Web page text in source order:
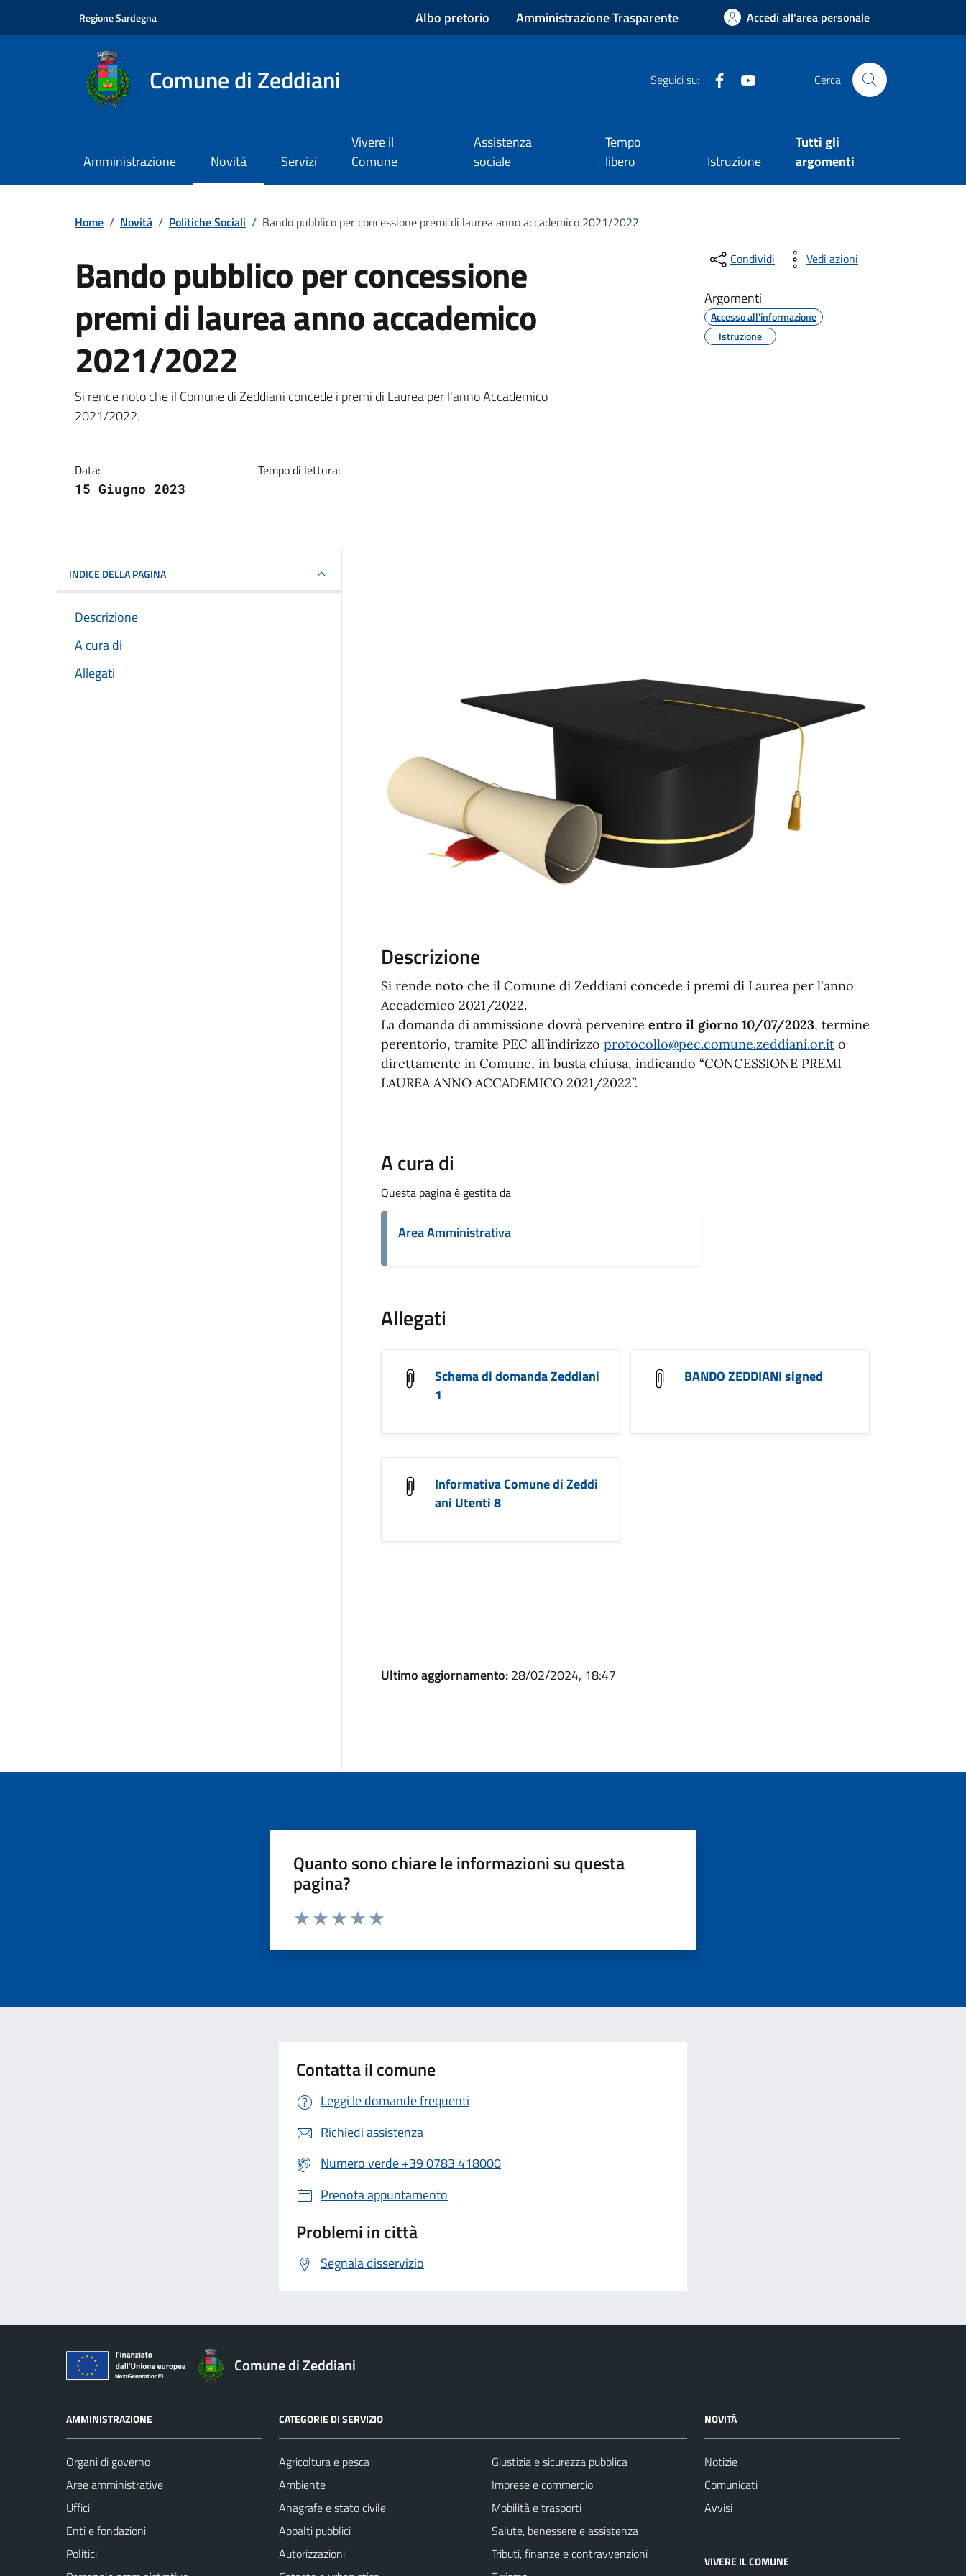
Regione Sardegna Albo pretorio Amministrazione Trasparente Accedi all'area personale
Comune di Zeddiani Seguici su: Facebook Cerca
Amministrazione Novità Servizi
Vivere il
Comune
Assistenza
sociale
Tempo
libero
Istruzione
Tutti gli
argomenti
Home / Novità / Politiche Sociali / Bando pubblico per concessione premi di laurea anno accademico 2021/2022
Bando pubblico per concessione
premi di laurea anno accademico
2021/2022
Dettagli della notizia
Si rende noto che il Comune di Zeddiani concede i premi di Laurea per l'anno Accademico
2021/2022.
Data:
15 Giugno 2023
Tempo di lettura:
Condividi Vedi azioni
Argomenti
Accesso all'informazione
Istruzione
INDICE DELLA PAGINA
Descrizione
A cura di
Allegati
Descrizione
Si rende noto che il Comune di Zeddiani concede i premi di Laurea per l'anno
Accademico 2021/2022.
La domanda di ammissione dovrà pervenire entro il giorno 10/07/2023, termine
perentorio, tramite PEC all’indirizzo protocollo@pec.comune.zeddiani.or.ito
direttamente in Comune, in busta chiusa, indicando “CONCESSIONE PREMI
LAUREA ANNO ACCADEMICO 2021/2022”.
A cura di
Questa pagina è gestita da
Area Amministrativa
Allegati
Schema di domanda Zeddiani
1
BANDO ZEDDIANI signed
Informativa Comune di Zeddi
ani Utenti 8
Ultimo aggiornamento:28/02/2024, 18:47
Quanto sono chiare le informazioni su questa
pagina?
Contatta il comune
Leggi le domande frequenti
Richiedi assistenza
Numero verde +39 0783 418000
Prenota appuntamento
Problemi in città
Segnala disservizio
Comune di Zeddiani
AMMINISTRAZIONE
Organi di governo
Aree amministrative
Uffici
Enti e fondazioni
Politici
CATEGORIE DI SERVIZIO
Agricoltura e pesca
Ambiente
Anagrafe e stato civile
Appalti pubblici
Autorizzazioni
Giustizia e sicurezza pubblica
Imprese e commercio
Mobilità e trasporti
Salute, benessere e assistenza
Tributi, finanze e contravvenzioni
NOVITÀ
Notizie
Comunicati
Avvisi
VIVERE IL COMUNE